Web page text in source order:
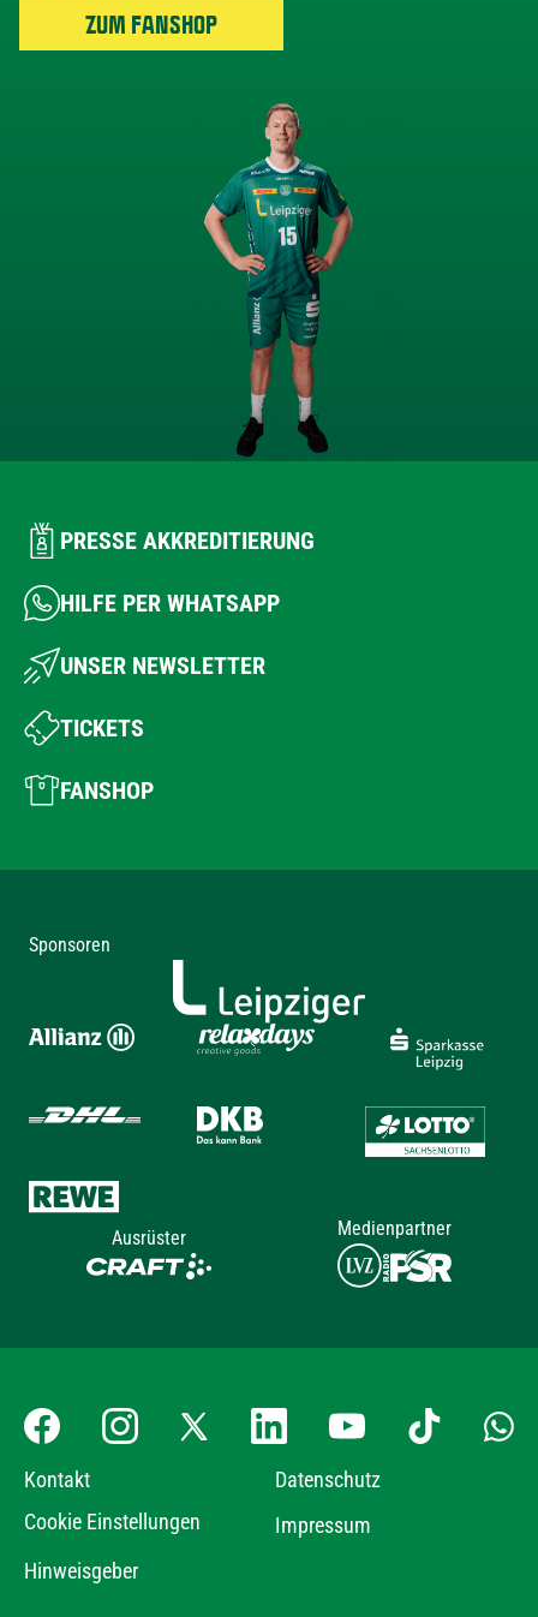
ZUM FANSHOP
PRESSE AKKREDITIERUNG
HILFE PER WHATSAPP
UNSER NEWSLETTER
TICKETS
FANSHOP
Sponsoren
Ausrüster Medienpartner
Kontakt
Datenschutz
Cookie Einstellungen
Impressum
Hinweisgeber